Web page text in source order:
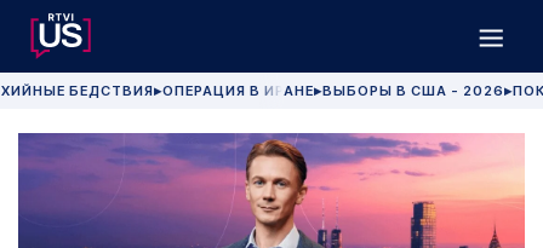
БЕДСТВИЯ▶ОПЕРАЦИЯ В ИРАНЕ▶ВЫБОРЫ В США - 2026 ▶